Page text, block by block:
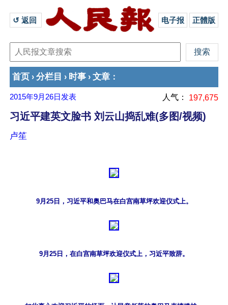
↺ 返回 电子报 正體版
首页 › 分栏目 › 时事 › 文章 ：
2015年9月26日 发表 人气： 197,675
习近平建英文脸书 刘云山捣乱难(多图/视频)
卢笙
9月25日，习近平和奥巴马在白宫南草坪欢迎仪式上。
9月25日，在白宫南草坪欢迎仪式上，习近平致辞。